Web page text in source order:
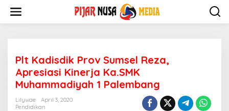
content
Plt Kadisdik Prov Sumsel Reza,
Apresiasi Kinerja Ka.SMK
Muhammadiyah 1 Palembang
Lilywae
April 3, 2020
Pendidikan